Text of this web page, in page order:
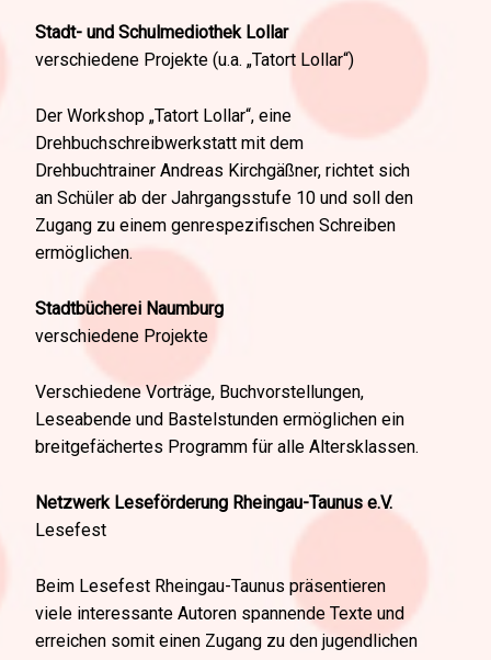
Stadt- und Schulmediothek Lollar
verschiedene Projekte (u.a. „Tatort Lollar“)
Der Workshop „Tatort Lollar“, eine
Drehbuchschreibwerkstatt mit dem
Drehbuchtrainer Andreas Kirchgäßner, richtet sich
an Schüler ab der Jahrgangsstufe 10 und soll den
Zugang zu einem genrespezifischen Schreiben
ermöglichen.
Stadtbücherei Naumburg
verschiedene Projekte
Verschiedene Vorträge, Buchvorstellungen,
Leseabende und Bastelstunden ermöglichen ein
breitgefächertes Programm für alle Altersklassen.
Netzwerk Leseförderung Rheingau-Taunus e.V.
Lesefest
Beim Lesefest Rheingau-Taunus präsentieren
viele interessante Autoren spannende Texte und
erreichen somit einen Zugang zu den jugendlichen